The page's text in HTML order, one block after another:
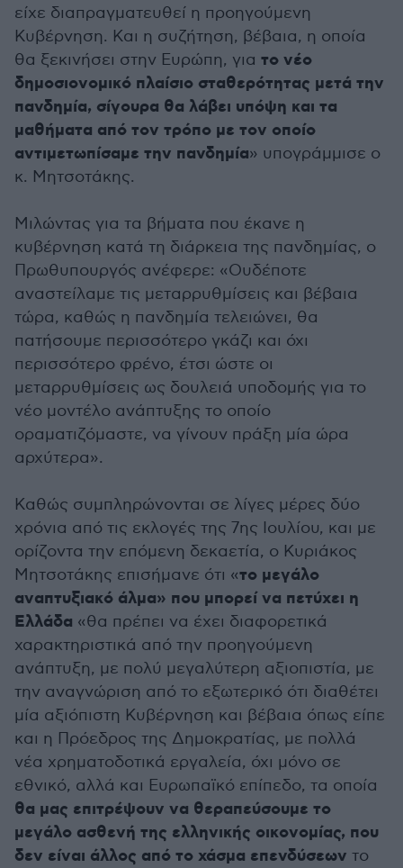
είχε διαπραγματευθεί η προηγούμενη
Κυβέρνηση. Και η συζήτηση, βέβαια, η οποία
θα ξεκινήσει στην Ευρώπη, για το νέο
δημοσιονομικό πλαίσιο σταθερότητας μετά την
πανδημία, σίγουρα θα λάβει υπόψη και τα
μαθήματα από τον τρόπο με τον οποίο
αντιμετωπίσαμε την πανδημία» υπογράμμισε ο
κ. Μητσοτάκης.
Μιλώντας για τα βήματα που έκανε η
κυβέρνηση κατά τη διάρκεια της πανδημίας, ο
Πρωθυπουργός ανέφερε: «Ουδέποτε
αναστείλαμε τις μεταρρυθμίσεις και βέβαια
τώρα, καθώς η πανδημία τελειώνει, θα
πατήσουμε περισσότερο γκάζι και όχι
περισσότερο φρένο, έτσι ώστε οι
μεταρρυθμίσεις ως δουλειά υποδομής για το
νέο μοντέλο ανάπτυξης το οποίο
οραματιζόμαστε, να γίνουν πράξη μία ώρα
αρχύτερα».
Καθώς συμπληρώνονται σε λίγες μέρες δύο
χρόνια από τις εκλογές της 7ης Ιουλίου, και με
ορίζοντα την επόμενη δεκαετία, ο Κυριάκος
Μητσοτάκης επισήμανε ότι «το μεγάλο
αναπτυξιακό άλμα» που μπορεί να πετύχει η
Ελλάδα «θα πρέπει να έχει διαφορετικά
χαρακτηριστικά από την προηγούμενη
ανάπτυξη, με πολύ μεγαλύτερη αξιοπιστία, με
την αναγνώριση από το εξωτερικό ότι διαθέτει
μία αξιόπιστη Κυβέρνηση και βέβαια όπως είπε
και η Πρόεδρος της Δημοκρατίας, με πολλά
νέα χρηματοδοτικά εργαλεία, όχι μόνο σε
εθνικό, αλλά και Ευρωπαϊκό επίπεδο, τα οποία
θα μας επιτρέψουν να θεραπεύσουμε το
μεγάλο ασθενή της ελληνικής οικονομίας, που
δεν είναι άλλος από το χάσμα επενδύσεων το